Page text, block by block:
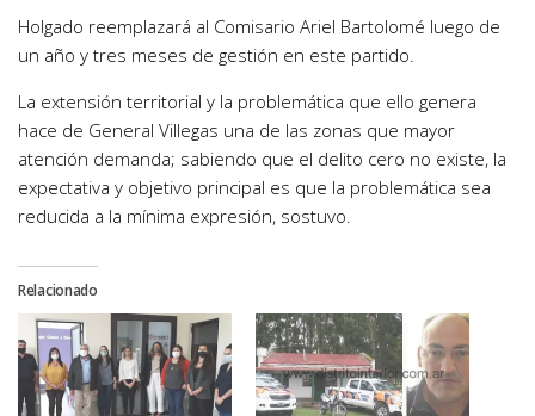
Holgado reemplazará al Comisario Ariel Bartolomé luego de
un año y tres meses de gestión en este partido.
La extensión territorial y la problemática que ello genera
hace de General Villegas una de las zonas que mayor
atención demanda; sabiendo que el delito cero no existe, la
expectativa y objetivo principal es que la problemática sea
reducida a la mínima expresión, sostuvo.
Relacionado